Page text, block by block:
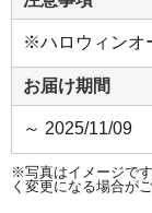
※ハロウィンオ
お届け期間
～ 2025/11/09
※写真はイメージで
く変更になる場合が